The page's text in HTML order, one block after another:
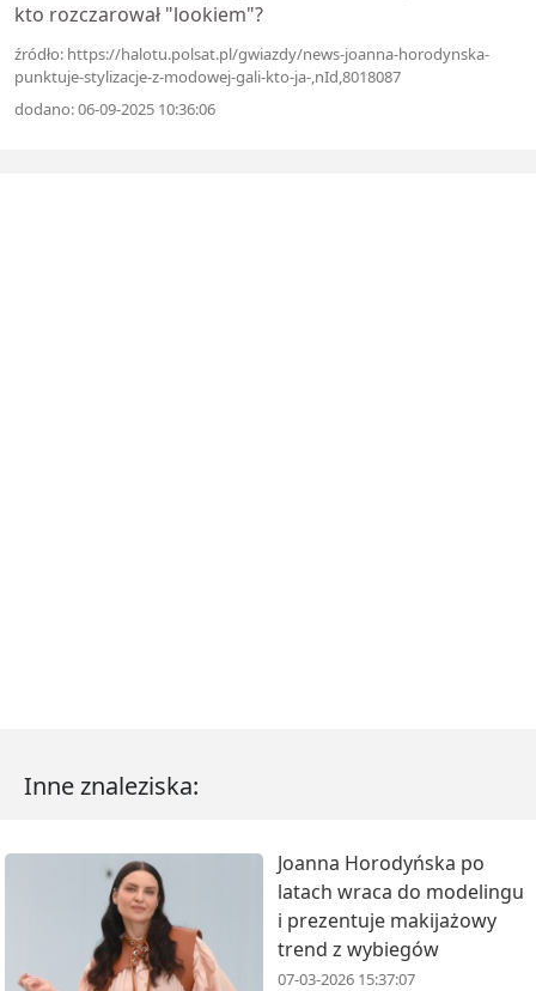
kto rozczarował "lookiem"?
źródło: https://halotu.polsat.pl/gwiazdy/news-joanna-horodynska-
punktuje-stylizacje-z-modowej-gali-kto-ja-,nId,8018087
dodano: 06-09-2025 10:36:06
Inne znaleziska:
Joanna Horodyńska po
latach wraca do modelingu
i prezentuje makijażowy
trend z wybiegów
07-03-2026 15:37:07